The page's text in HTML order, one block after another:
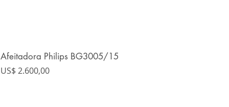
Afeitadora Philips BG3005/15
Precio
US$ 2.600,00